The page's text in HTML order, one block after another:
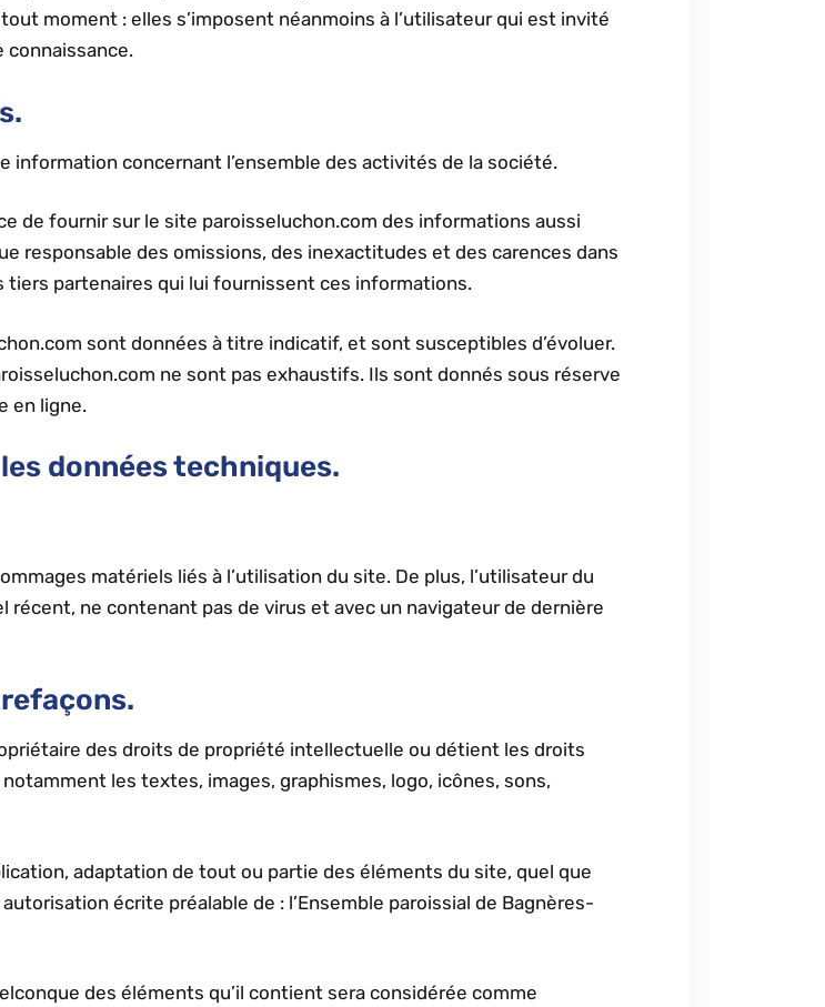
moment : elles s’imposent néanmoins à l’utilisateur qui est invité
connaissance.
information concernant l’ensemble des activités de la société.
de fournir sur le site paroisseluchon.com des informations aussi
responsable des omissions, des inexactitudes et des carences dans
tiers partenaires qui lui fournissent ces informations.
sont données à titre indicatif, et sont susceptibles d’évoluer.
ne sont pas exhaustifs. Ils sont donnés sous réserve
en ligne.
données techniques.
matériels liés à l’utilisation du site. De plus, l’utilisateur du
récent, ne contenant pas de virus et avec un navigateur de dernière
des droits de propriété intellectuelle ou détient les droits
les textes, images, graphismes, logo, icônes, sons,
adaptation de tout ou partie des éléments du site, quel que
écrite préalable de : l’Ensemble paroissial de Bagnères-
des éléments qu’il contient sera considérée comme